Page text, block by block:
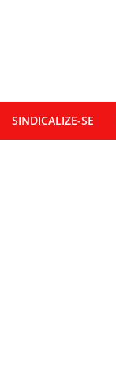
SINDICALIZE-SE